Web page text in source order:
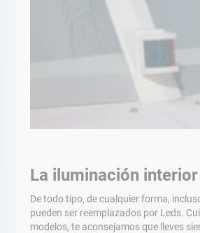
La iluminación interior
De todo tipo, de cualquier forma,
pueden ser reemplazados por Leds.
modelos, te aconsejamos que lleves